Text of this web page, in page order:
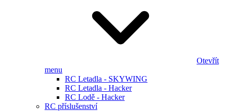
Otevřít
menu
RC Letadla - SKYWING
RC Letadla - Hacker
RC Lodě - Hacker
RC příslušenství